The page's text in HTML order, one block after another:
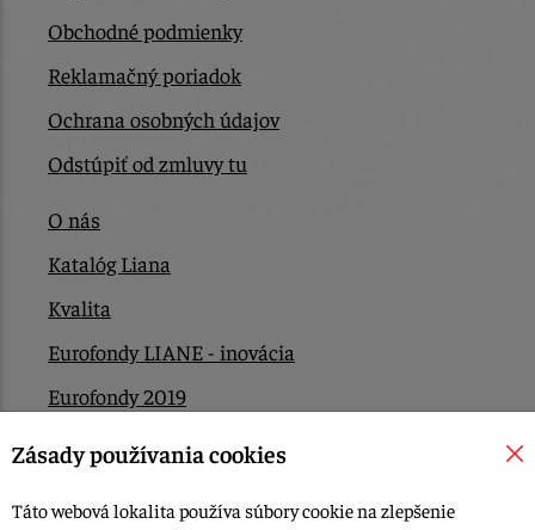
Obchodné podmienky
Reklamačný poriadok
Ochrana osobných údajov
Odstúpiť od zmluvy tu
O nás
Katalóg Liana
Kvalita
Eurofondy LIANE - inovácia
Eurofondy 2019
Eurofondy 2022/2023
Zásady používania cookies
Táto webová lokalita používa súbory cookie na zlepšenie